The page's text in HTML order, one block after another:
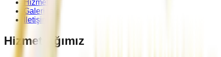
Hizmetler
Galeri
İletişim
Hizmet Ağımız